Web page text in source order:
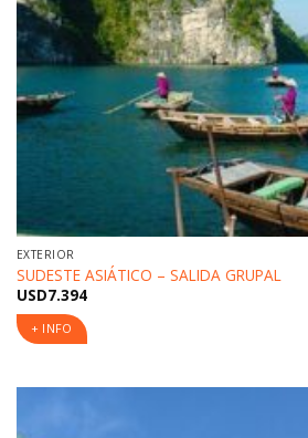
EXTERIOR
SUDESTE ASIÁTICO – SALIDA GRUPAL
USD7.394
+ INFO